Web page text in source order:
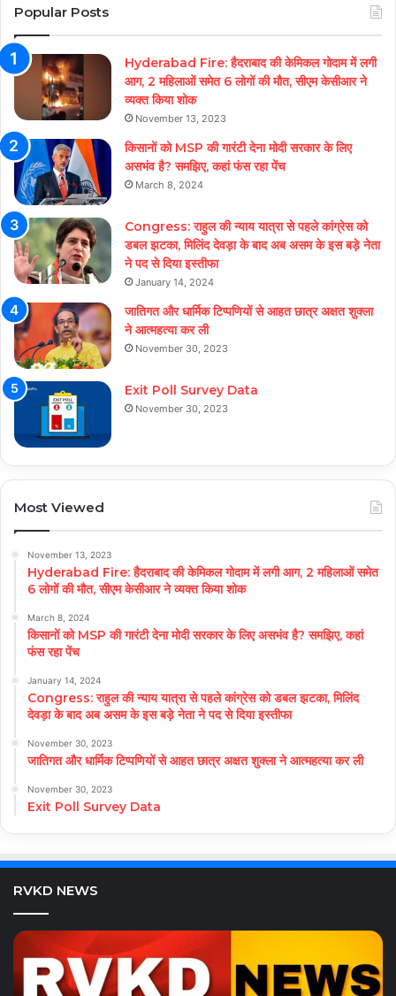
Popular Posts
Hyderabad Fire: हैदराबाद की केमिकल गोदाम में लगी
आग, 2 महिलाओं समेत 6 लोगों की मौत, सीएम केसीआर ने
व्यक्त किया शोक
November 13, 2023
किसानों को MSP की गारंटी देना मोदी सरकार के लिए
असभंव है? समझिए, कहां फंस रहा पेंच
March 8, 2024
Congress: राहुल की न्याय यात्रा से पहले कांग्रेस को
डबल झटका, मिलिंद देवड़ा के बाद अब असम के इस बड़े नेता
ने पद से दिया इस्तीफा
January 14, 2024
जातिगत और धार्मिक टिप्पणियों से आहत छात्र अक्षत शुक्ला
ने आत्महत्या कर ली
November 30, 2023
Exit Poll Survey Data
November 30, 2023
Most Viewed
November 13, 2023
Hyderabad Fire: हैदराबाद की केमिकल गोदाम में लगी आग, 2 महिलाओं समेत
6 लोगों की मौत, सीएम केसीआर ने व्यक्त किया शोक
March 8, 2024
किसानों को MSP की गारंटी देना मोदी सरकार के लिए असभंव है? समझिए, कहां
फंस रहा पेंच
January 14, 2024
Congress: राहुल की न्याय यात्रा से पहले कांग्रेस को डबल झटका, मिलिंद
देवड़ा के बाद अब असम के इस बड़े नेता ने पद से दिया इस्तीफा
November 30, 2023
जातिगत और धार्मिक टिप्पणियों से आहत छात्र अक्षत शुक्ला ने आत्महत्या कर ली
November 30, 2023
Exit Poll Survey Data
RVKD NEWS